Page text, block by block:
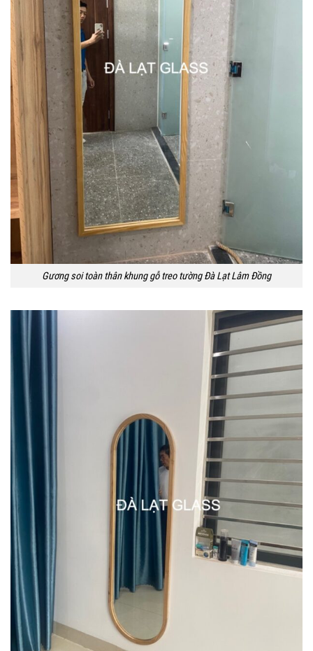
Gương soi toàn thân khung gỗ treo tường Đà Lạt Lâm Đồng